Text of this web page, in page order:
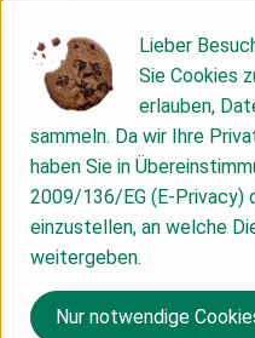
Produktdatenblatt
Herkunft
Deutschland
Lieber
Sie Cookies
erlauben,
sammeln. Da wir Ihre
haben Sie in
2009/136/EG (E-Privacy)
einzustellen, an welche
weitergeben.
Nur notwendige